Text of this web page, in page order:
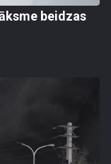
beidzas